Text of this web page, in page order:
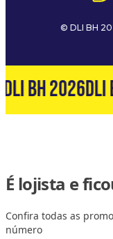
© DLI BH
DLI BH 2026DLI
É lojista e
Confira todas as
número